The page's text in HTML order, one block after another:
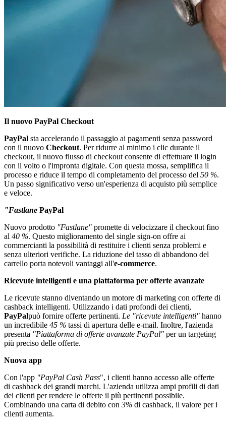
Il nuovo PayPal Checkout
PayPal sta accelerando il passaggio ai pagamenti senza password
con il nuovo Checkout. Per ridurre al minimo i clic durante il
checkout, il nuovo flusso di checkout consente di effettuare il login
con il volto o l'impronta digitale. Con questa mossa, semplifica il
processo e riduce il tempo di completamento del processo del 50 %.
Un passo significativo verso un'esperienza di acquisto più semplice
e veloce.
"Fastlane PayPal
Nuovo prodotto "Fastlane" promette di velocizzare il checkout fino
al 40 %. Questo miglioramento del single sign-on offre ai
commercianti la possibilità di restituire i clienti senza problemi e
senza ulteriori verifiche. La riduzione del tasso di abbandono del
carrello porta notevoli vantaggi all'e-commerce.
Ricevute intelligenti e una piattaforma per offerte avanzate
Le ricevute stanno diventando un motore di marketing con offerte di
cashback intelligenti. Utilizzando i dati profondi dei clienti,
PayPalpuò fornire offerte pertinenti. Le "ricevute intelligenti" hanno
un incredibile 45 % tassi di apertura delle e-mail. Inoltre, l'azienda
presenta "Piattaforma di offerte avanzate PayPal" per un targeting
più preciso delle offerte.
Nuova app
Con l'app "PayPal Cash Pass", i clienti hanno accesso alle offerte
di cashback dei grandi marchi. L'azienda utilizza ampi profili di dati
dei clienti per rendere le offerte il più pertinenti possibile.
Combinando una carta di debito con 3% di cashback, il valore per i
clienti aumenta.